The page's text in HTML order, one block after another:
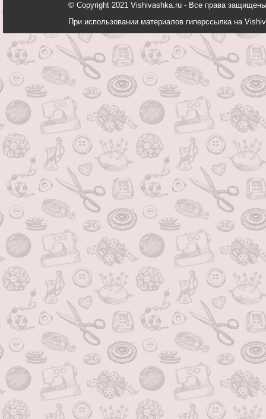
© Copyright 2021 Vishivashka.ru - Все права
При использовании материалов гиперссылка на